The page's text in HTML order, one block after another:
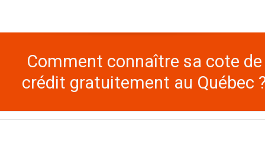
Comment connaître sa cote de
crédit gratuitement au Québec